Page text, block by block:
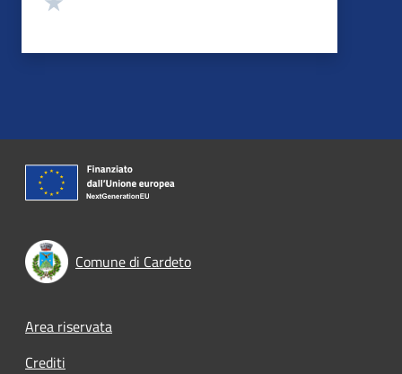
Comune di Cardeto
Footer menu
Area riservata
Crediti